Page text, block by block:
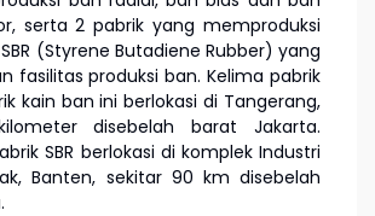
serta 2 pabrik yang memproduksi
(Styrene Butadiene Rubber) yang
fasilitas produksi ban. Kelima pabrik
kain ban ini berlokasi di Tangerang,
disebelah barat Jakarta.
SBR berlokasi di komplek Industri
Banten, sekitar 90 km disebelah